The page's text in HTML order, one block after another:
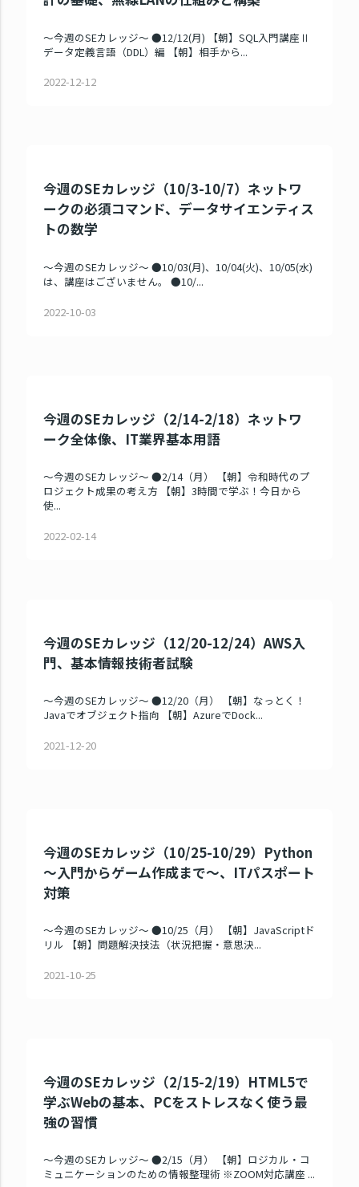
～今週のSEカレッジ～ ●12/12(月) 【朝】SQL入門講座Ⅱ
データ定義言語（DDL）編 【朝】相手から...
2022-12-12
今週のSEカレッジ（10/3-10/7）ネットワ
ークの必須コマンド、データサイエンティス
トの数学
～今週のSEカレッジ～ ●10/03(月)、10/04(火)、10/05(水)
は、講座はございません。 ●10/...
2022-10-03
今週のSEカレッジ（2/14-2/18）ネットワ
ーク全体像、IT業界基本用語
～今週のSEカレッジ～ ●2/14（月） 【朝】令和時代のプ
ロジェクト成果の考え方 【朝】3時間で学ぶ！今日から
使...
2022-02-14
今週のSEカレッジ（12/20-12/24）AWS入
門、基本情報技術者試験
～今週のSEカレッジ～ ●12/20（月） 【朝】なっとく！
Javaでオブジェクト指向 【朝】AzureでDock...
2021-12-20
今週のSEカレッジ（10/25-10/29）Python
～入門からゲーム作成まで～、ITパスポート
対策
～今週のSEカレッジ～ ●10/25（月） 【朝】JavaScriptド
リル 【朝】問題解決技法（状況把握・意思決...
2021-10-25
今週のSEカレッジ（2/15-2/19）HTML5で
学ぶWebの基本、PCをストレスなく使う最
強の習慣
～今週のSEカレッジ～ ●2/15（月） 【朝】ロジカル・コ
ミュニケーションのための情報整理術 ※ZOOM対応講座 ...